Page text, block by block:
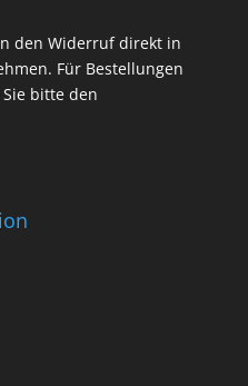
den Widerruf direkt in
Für Bestellungen
bitte den